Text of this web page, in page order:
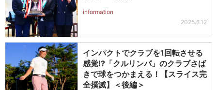
information
2025.8.12
インパクトでクラブを1回転させる
感覚!?「クルリンパ」のクラブさば
きで球をつかまえる！【スライス完
全撲滅】＜後編＞